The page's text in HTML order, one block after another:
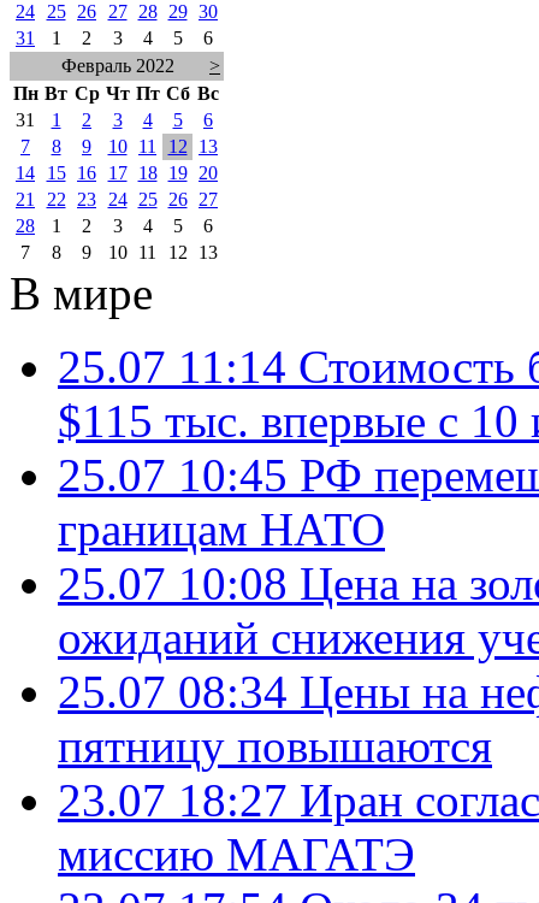
24 25 26 27 28 29 30
31
1 2 3 4 5
6
Февраль 2022
>
Пн Вт Ср Чт Пт Сб Вс
31
1 2 3 4 5
6
7
8 9 10 11 12
13
14
15 16 17 18 19
20
21
22 23 24 25 26
27
28
1 2 3 4 5
6
7
8 9 10 11 12 13
В мире
25.07 11:14 Стоимость
$115 тыс. впервые с 10
25.07 10:45 РФ
границам НАТО
25.07 10:08 Цена на
ожиданий снижения
25.07 08:34 Цены на
пятницу повышаются
23.07 18:27 Иран
миссию МАГАТЭ